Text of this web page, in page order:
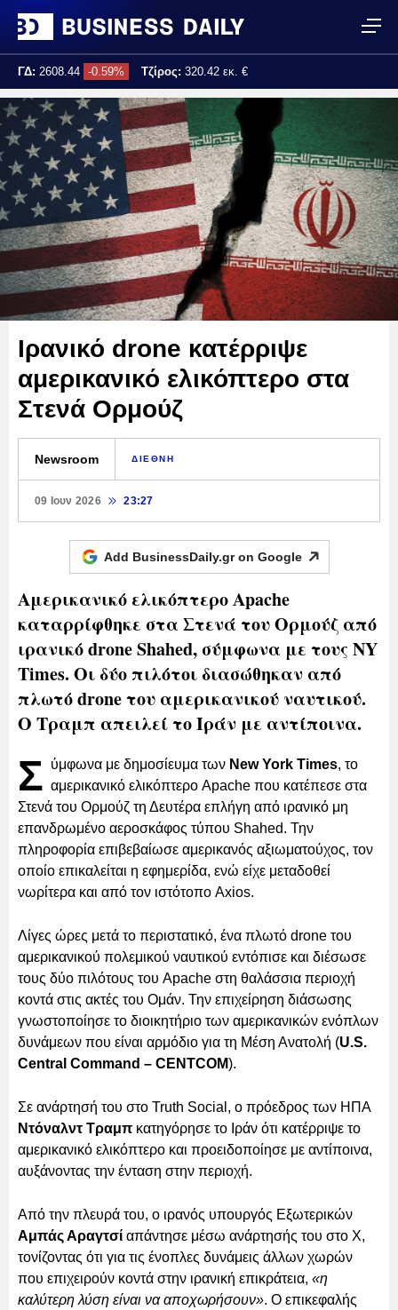
ΓΔ: 2608.44 -0.59% Τζίρος: 320.42 εκ. €
Τελ. ενημέρωση: 17:25:02
Ιρανικό drone κατέρριψε
αμερικανικό ελικόπτερο στα
Στενά Ορμούζ
Newsroom ΔΙΕΘΝΗ
09 Ιουν 2026 23:27
Add BusinessDaily.gr on Google
Αμερικανικό ελικόπτερο Apache
καταρρίφθηκε στα Στενά του Ορμούζ από
ιρανικό drone Shahed, σύμφωνα με τους NY
Times. Οι δύο πιλότοι διασώθηκαν από
πλωτό drone του αμερικανικού ναυτικού.
Ο Τραμπ απειλεί το Ιράν με αντίποινα.
Σ ύμφωνα με δημοσίευμα των New York Times, το
αμερικανικό ελικόπτερο Apache που κατέπεσε στα
Στενά του Ορμούζ τη Δευτέρα επλήγη από ιρανικό μη
επανδρωμένο αεροσκάφος τύπου Shahed. Την
πληροφορία επιβεβαίωσε αμερικανός αξιωματούχος, τον
οποίο επικαλείται η εφημερίδα, ενώ είχε μεταδοθεί
νωρίτερα και από τον ιστότοπο Axios.
Λίγες ώρες μετά το περιστατικό, ένα πλωτό drone του
αμερικανικού πολεμικού ναυτικού εντόπισε και διέσωσε
τους δύο πιλότους του Apache στη θαλάσσια περιοχή
κοντά στις ακτές του Ομάν. Την επιχείρηση διάσωσης
γνωστοποίησε το διοικητήριο των αμερικανικών ενόπλων
δυνάμεων που είναι αρμόδιο για τη Μέση Ανατολή (U.S.
Central Command – CENTCOM).
Σε ανάρτησή του στο Truth Social, ο πρόεδρος των ΗΠΑ
Ντόναλντ Τραμπ κατηγόρησε το Ιράν ότι κατέρριψε το
αμερικανικό ελικόπτερο και προειδοποίησε με αντίποινα,
αυξάνοντας την ένταση στην περιοχή.
Από την πλευρά του, ο ιρανός υπουργός Εξωτερικών
Αμπάς Αραγτσί απάντησε μέσω ανάρτησής του στο Χ,
τονίζοντας ότι για τις ένοπλες δυνάμεις άλλων χωρών
που επιχειρούν κοντά στην ιρανική επικράτεια, «η
καλύτερη λύση είναι να αποχωρήσουν». Ο επικεφαλής